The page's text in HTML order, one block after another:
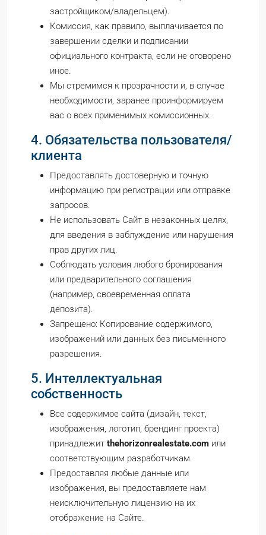
застройщиком/владельцем).
Комиссия, как правило, выплачивается по
завершении сделки и подписании
официального контракта, если не оговорено
иное.
Мы стремимся к прозрачности и, в случае
необходимости, заранее проинформируем
вас о всех применимых комиссионных.
4. Обязательства пользователя/
клиента
Предоставлять достоверную и точную
информацию при регистрации или отправке
запросов.
Не использовать Сайт в незаконных целях,
для введения в заблуждение или нарушения
прав других лиц.
Соблюдать условия любого бронирования
или предварительного соглашения
(например, своевременная оплата
депозита).
Запрещено: Копирование содержимого,
изображений или данных без письменного
разрешения.
5. Интеллектуальная
собственность
Все содержимое сайта (дизайн, текст,
изображения, логотип, брендинг проекта)
принадлежит thehorizonrealestate.com или
соответствующим разработчикам.
Предоставляя любые данные или
изображения, вы предоставляете нам
неисключительную лицензию на их
отображение на Сайте.